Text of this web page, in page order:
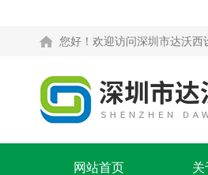
您好！欢迎访问深圳市达沃西
网站首页 关